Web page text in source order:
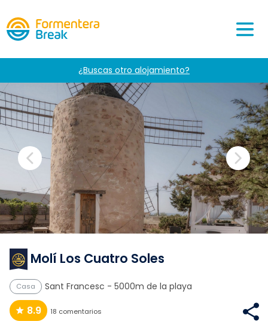
¿Buscas otro alojamiento?
Molí Los Cuatro Soles
Casa Sant Francesc - 5000m de la playa
8.9 18 comentarios